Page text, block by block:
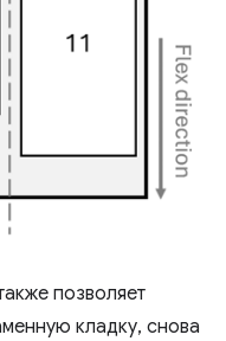
позволяет
кладку, снова